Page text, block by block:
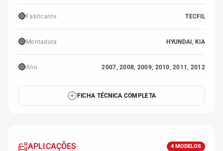
🔴 Fabricante TECFIL
🔴 Montadora HYUNDAI, KIA
🔴Ano 2007, 2008, 2009, 2010, 2011, 2012
FICHA TÉCNICA COMPLETA
APLICAÇÕES 4 MODELOS